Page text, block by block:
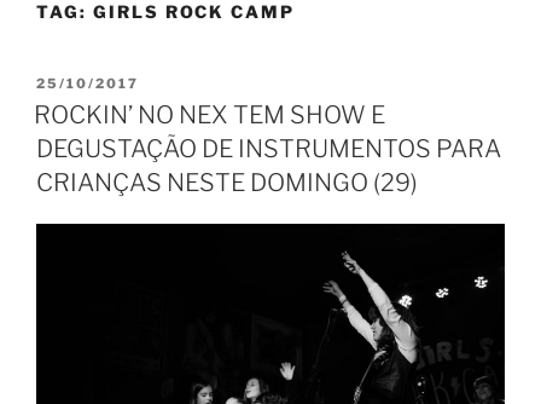
TAG: GIRLS ROCK CAMP
PUBLICADO
EM
25/10/2017
ROCKIN’ NO NEX TEM SHOW E
DEGUSTAÇÃO DE INSTRUMENTOS PARA
CRIANÇAS NESTE DOMINGO (29)